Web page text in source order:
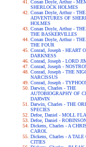
Conan Doyle, Arthur -
SHERLOCK HOLMES
Conan Doyle, Arthur - THE
ADVENTURES OF
HOLMES
Conan Doyle, Arthur -
THE BASKERVILLES
Conan Doyle, Arthur -
THE FOUR
Conrad, Joseph - HEART
DARKNESS
Conrad, Joseph - LORD
Conrad, Joseph -
Conrad, Joseph - THE
NARCISSUS
Conrad, Joseph -
Darwin, Charles - THE
AUTOBIOGRAPHY OF
DARWIN
Darwin, Charles - THE
SPECIES
Defoe, Daniel - MOLL
Defoe, Daniel -
Dickens, Charles - A
CAROL
Dickens, Charles - A TALE
CITIES